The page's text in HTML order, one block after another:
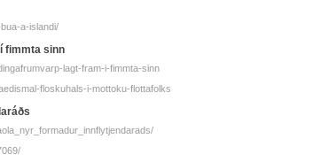
a-islandi/
fimmta sinn
lagt-fram-i-fimmta-sinn
floskuhals-i-mottoku-flottafolks